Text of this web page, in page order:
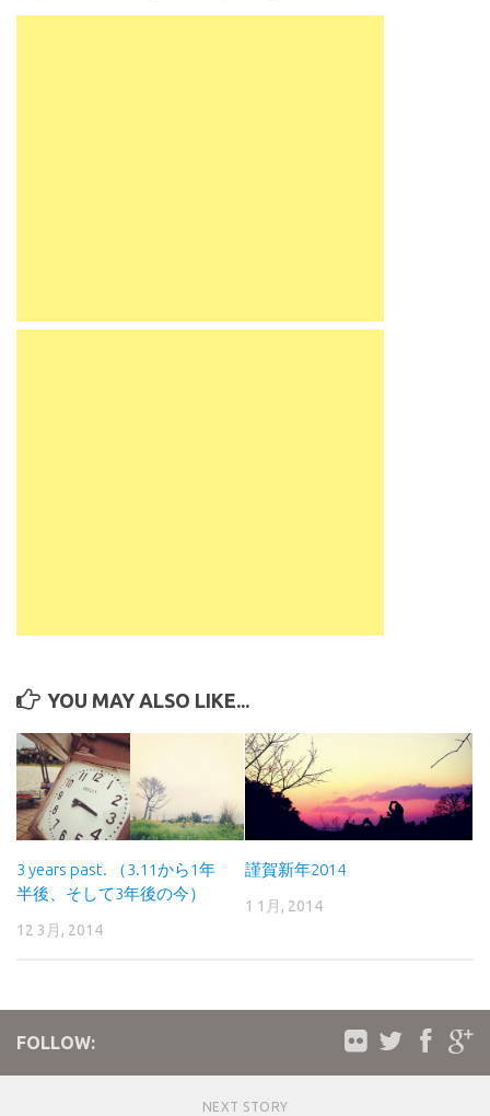
YOU MAY ALSO LIKE...
3 years past. （3.11から1年
半後、そして3年後の今）
12 3月, 2014
謹賀新年2014
1 1月, 2014
FOLLOW:
NEXT STORY